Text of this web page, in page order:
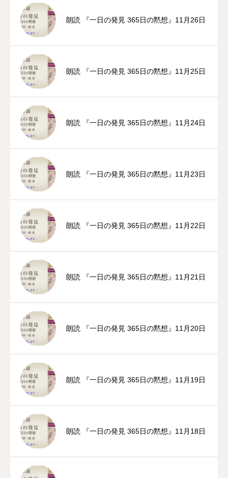
朗読 『一日の発見 365日の黙想』11月26日
朗読 『一日の発見 365日の黙想』11月25日
朗読 『一日の発見 365日の黙想』11月24日
朗読 『一日の発見 365日の黙想』11月23日
朗読 『一日の発見 365日の黙想』11月22日
朗読 『一日の発見 365日の黙想』11月21日
朗読 『一日の発見 365日の黙想』11月20日
朗読 『一日の発見 365日の黙想』11月19日
朗読 『一日の発見 365日の黙想』11月18日